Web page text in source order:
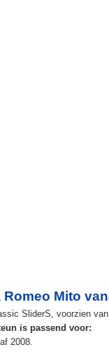
Mito
SliderS, voorzien
is passend voor:
2008.